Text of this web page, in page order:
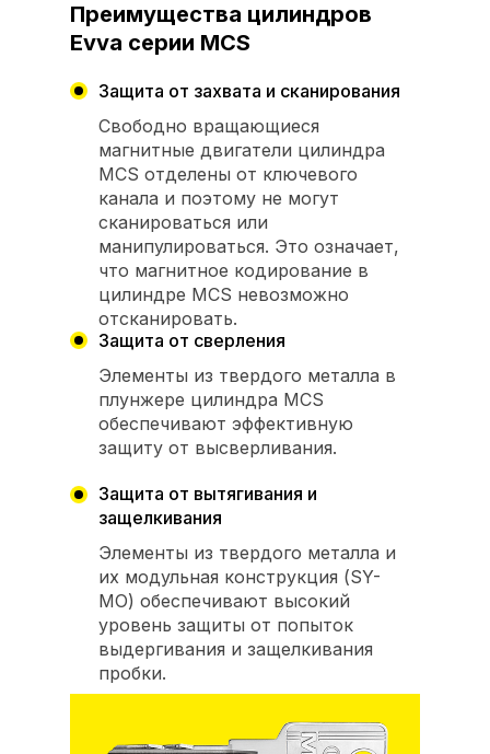
Защита от захвата и сканирования
Свободно вращающиеся
магнитные двигатели цилиндра
MCS отделены от ключевого
канала и поэтому не могут
сканироваться или
манипулироваться. Это означает,
что магнитное кодирование в
цилиндре MCS невозможно
отсканировать.
Элементы из твердого металла в
плунжере цилиндра MCS
обеспечивают эффективную
защиту от высверливания.
Элементы из твердого металла и
их модульная конструкция (SY-
MO) обеспечивают высокий
уровень защиты от попыток
выдергивания и защелкивания
пробки.
Защита от сверления
Защита от вытягивания и
защелкивания
Преимущества цилиндров
Evva серии MCS